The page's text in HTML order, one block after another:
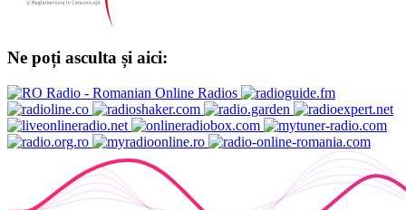
Ne poți asculta și aici: